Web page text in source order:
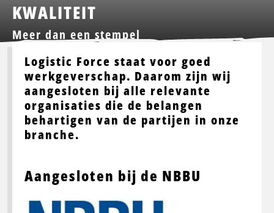
KWALITEIT
Meer dan een stempel
Logistic Force staat voor goed
werkgeverschap. Daarom zijn wij
aangesloten bij alle relevante
organisaties die de belangen
behartigen van de partijen in onze
branche.
Aangesloten bij de NBBU